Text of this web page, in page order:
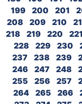
199
200 201
208
209 210
218
219 220 221
228
229 230
237
238 239
246
247 248
255
256 257
264
265 266